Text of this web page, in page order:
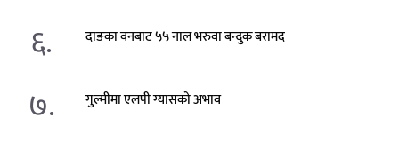
६. दाङका वनबाट ५५ नाल भरुवा बन्दुक बरामद
७. गुल्मीमा एलपी ग्यासको अभाव